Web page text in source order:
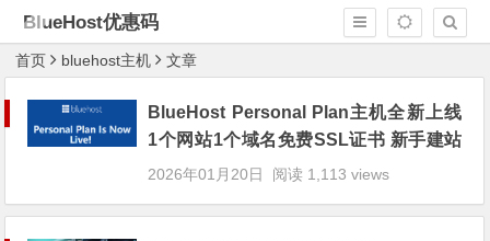
BlueHost优惠码
首页 bluehost主机 文章
BlueHost Personal Plan主机全新上线
1个网站1个域名免费SSL证书 新手建站
理想选择
2026年01月20日 阅读 1,113 views